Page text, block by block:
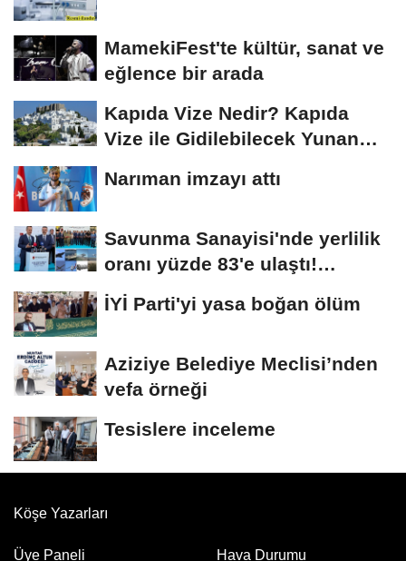
MamekiFest'te kültür, sanat ve
eğlence bir arada
Kapıda Vize Nedir? Kapıda
Vize ile Gidilebilecek Yunan
Narıman imzayı attı
Savunma Sanayisi'nde yerlilik
oranı yüzde 83'e ulaştı!
Erzurum da...
İYİ Parti'yi yasa boğan ölüm
Aziziye Belediye Meclisi’nden
vefa örneği
Tesislere inceleme
Köşe Yazarları
Üye Paneli Hava Durumu